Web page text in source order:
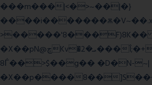
���m���|<�>~��|�}
�X��pN@ڇKv�ܝ�2���Î;�+����gp8
8Ѓ��>$��g�� �D�N-~|
�X��p����8��